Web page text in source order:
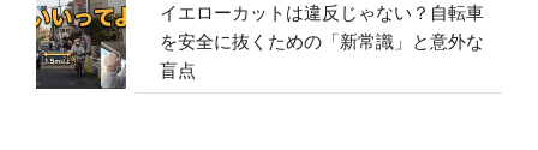
イエローカットは違反じゃない？自転車
を安全に抜くための「新常識」と意外な
盲点